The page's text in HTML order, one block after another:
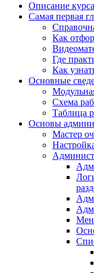
Описание курса
Самая первая
Как
Где
Как
Основные
Схема
Таблица
Основы
Мастер